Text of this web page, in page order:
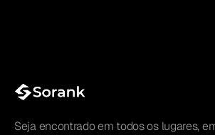
Seja encontrado em todos os lugares,